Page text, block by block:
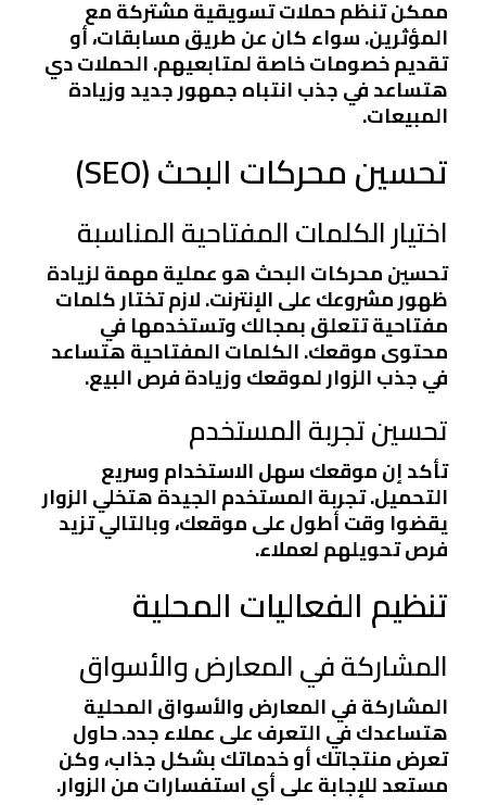
ممكن تنظم حملات تسويقية مشتركة مع
المؤثرين. سواء كان عن طريق مسابقات، أو
تقديم خصومات خاصة لمتابعيهم. الحملات دي
هتساعد في جذب انتباه جمهور جديد وزيادة
المبيعات.
تحسين محركات البحث (SEO)
اختيار الكلمات المفتاحية المناسبة
تحسين محركات البحث هو عملية مهمة لزيادة
ظهور مشروعك على الإنترنت. لازم تختار كلمات
مفتاحية تتعلق بمجالك وتستخدمها في
محتوى موقعك. الكلمات المفتاحية هتساعد
في جذب الزوار لموقعك وزيادة فرص البيع.
تحسين تجربة المستخدم
تأكد إن موقعك سهل الاستخدام وسريع
التحميل. تجربة المستخدم الجيدة هتخلي الزوار
يقضوا وقت أطول على موقعك، وبالتالي تزيد
فرص تحويلهم لعملاء.
تنظيم الفعاليات المحلية
المشاركة في المعارض والأسواق
المشاركة في المعارض والأسواق المحلية
هتساعدك في التعرف على عملاء جدد. حاول
تعرض منتجاتك أو خدماتك بشكل جذاب، وكن
مستعد للإجابة على أي استفسارات من الزوار.